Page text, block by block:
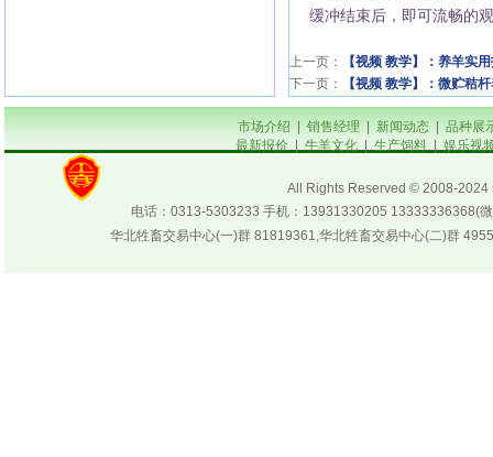
缓冲结束后，即可流畅的
上一页：
【视频 教学】：养羊实
下一页：
【视频 教学】：微贮秸
市场介绍 销售经理 新闻动态| 品种展
最新报价
牛羊文化 生产饲料 娱乐视
All Rights Reserved © 2008-2024
电话：0313-5303233 手机：13931330205 13333336368(
华北牲畜交易中心(一)群 81819361,华北牲畜交易中心(二)群